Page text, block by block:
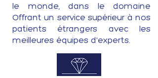
le monde, dans le domaine
Offrant un service supérieur à nos
patients étrangers avec les
meilleures équipes d'experts.